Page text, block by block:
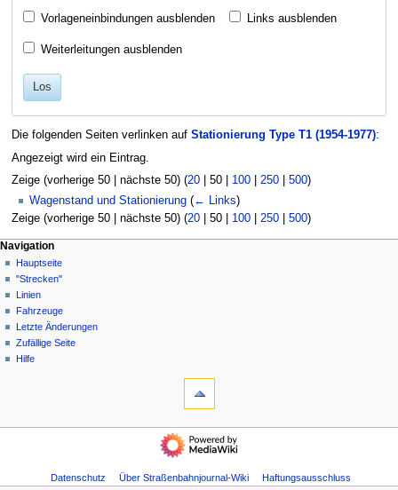
Vorlageneinbindungen ausblenden Links ausblenden
Weiterleitungen ausblenden
Los
Die folgenden Seiten verlinken auf Stationierung Type T1 (1954-1977):
Angezeigt wird ein Eintrag.
Zeige (vorherige 50| nächste 50) (20| 50| 100| 250| 500)
Wagenstand und Stationierung (← Links)
Zeige (vorherige 50| nächste 50) (20| 50| 100| 250| 500)
N
a
v
g
a
n
e
Seitenaktionen
Seite
Diskussion
Lesen
Quelltext
anzeigen
Versionsgeschichte
Meine Werkzeuge
Anmelden
Navigation
Hauptseite
"Strecken"
Linien
Fahrzeuge
Letzte Änderungen
Zufällige Seite
Hilfe
Navigation
Datenschutz Über Straßenbahnjournal-Wiki Haftungsausschluss